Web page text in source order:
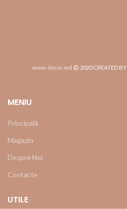
www.decor.md 2020 CREATED BY
MENIU
Principală
Magazin
Despre Noi
Contacte
UTILE